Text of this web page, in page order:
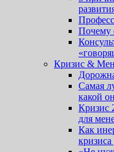
Почему
Кризис &
Самая
какой
Кризис
для
Как